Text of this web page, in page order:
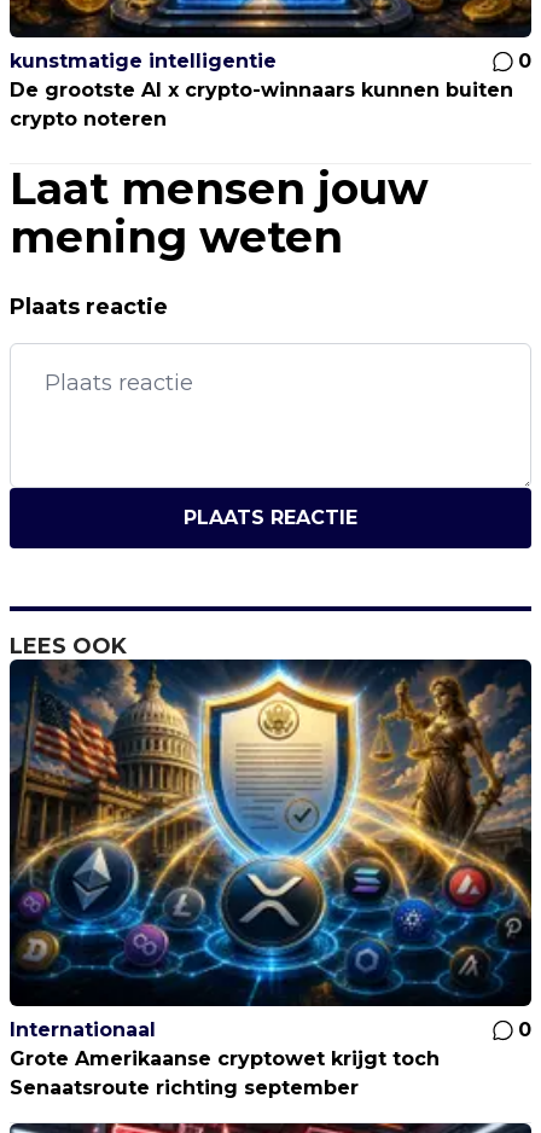
kunstmatige intelligentie
0
De grootste AI x crypto-winnaars kunnen buiten
crypto noteren
Laat mensen jouw
mening weten
Plaats reactie
PLAATS REACTIE
LEES OOK
Internationaal
0
Grote Amerikaanse cryptowet krijgt toch
Senaatsroute richting september